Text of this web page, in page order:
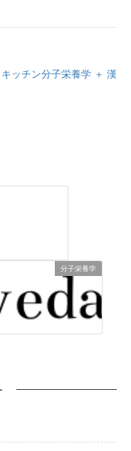
ッチン分子栄養学 ＋ 漢
分子栄養学